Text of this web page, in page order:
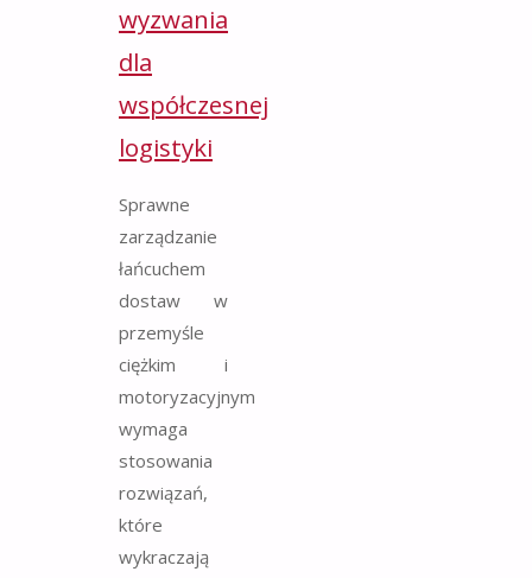
wyzwania
dla
współczesnej
logistyki
Sprawne
zarządzanie
łańcuchem
dostaw w
przemyśle
ciężkim i
motoryzacyjnym
wymaga
stosowania
rozwiązań,
które
wykraczają